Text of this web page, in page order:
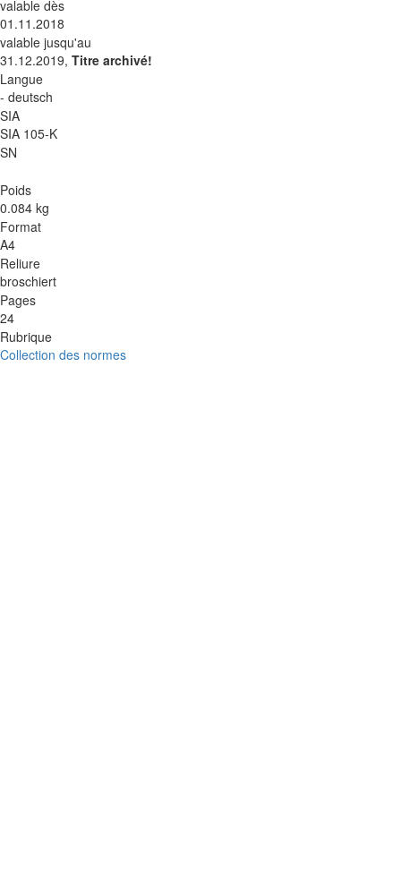
valable dès
01.11.2018
valable jusqu'au
31.12.2019, Titre archivé!
Langue
- deutsch
SIA
SIA 105-K
SN
Poids
0.084 kg
Format
A4
Reliure
broschiert
Pages
24
Rubrique
Collection des normes